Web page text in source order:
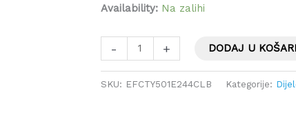
Availability: Na zalihi
-
175MM
količina
+ DODAJ U
SKU: EFCTY501E244CLB Kategorije: